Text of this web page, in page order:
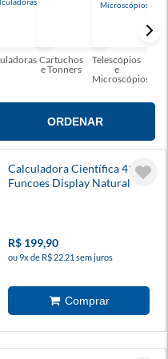
Faça parte dessa jornada
uma experiência única de
Cartuchos
e Tonners
Telescópios
e
Microscópios
ORDENAR
Calculadora Científica 417
Funcoes Display Natural
R$ 199,90
ou 9x de R$ 22,21 sem juros